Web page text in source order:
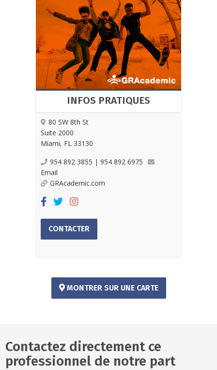
INFOS PRATIQUES
80 SW 8th St
Suite 2000
Miami, FL 33130
954 892 3855 | 954 892 6975
Email
GRAcademic.com
CONTACTER
MONTRER SUR UNE CARTE
Contactez directement ce
professionnel de notre part